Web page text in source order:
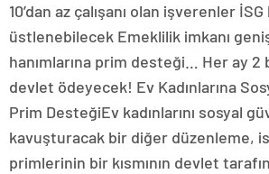
10’dan az çalışanı olan işverenler
üstlenebilecek Emeklilik imkanı
hanımlarına prim desteği… Her ay 2
devlet ödeyecek! Ev Kadınlarına
Prim DesteğiEv kadınlarını sosyal
kavuşturacak bir diğer düzenleme,
primlerinin bir kısmının devlet